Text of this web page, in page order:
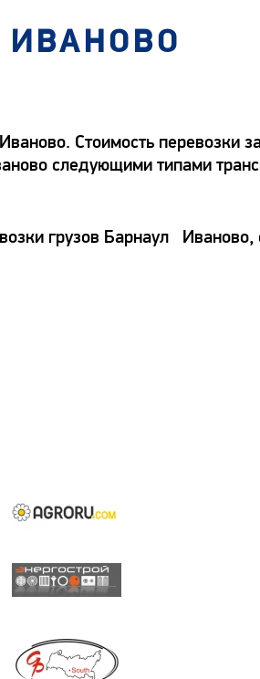
Стоимость перевозки
следующими типами
грузов Барнаул Иваново,